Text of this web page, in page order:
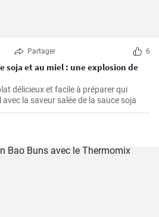
Partager 6
soja et au miel : une explosion de
délicieux et facile à préparer qui
la saveur salée de la sauce soja